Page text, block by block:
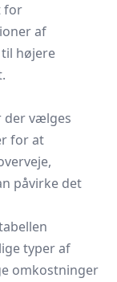
for
af
højere
der vælges
for at
påvirke det
typer af
omkostninger